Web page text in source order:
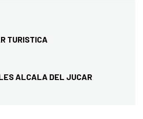
TURISTICA
ALCALA DEL JUCAR